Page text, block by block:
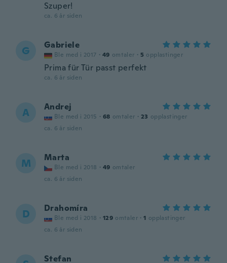
Szuper!
ca. 6 år siden
G Gabriele
Ble med i 2017 · 49 omtaler · 5 opplastinger
Prima für Tür passt perfekt
ca. 6 år siden
A Andrej
Ble med i 2015 · 68 omtaler · 23 opplastinger
ca. 6 år siden
M Marta
Ble med i 2018 · 49 omtaler
ca. 6 år siden
D Drahomíra
Ble med i 2018 · 129 omtaler · 1 opplastinger
ca. 6 år siden
Stefan